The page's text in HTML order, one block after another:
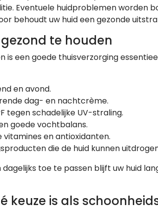
Eventuele huidproblemen worden
behoudt uw huid een gezonde
te houden
is een goede thuisverzorging
en avond.
dag- en nachtcrème.
tegen schadelijke UV-straling.
goede vochtbalans.
en antioxidanten.
die de huid kunnen
toe te passen blijft uw huid
keuze is als